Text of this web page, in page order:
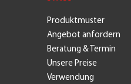
Produktmuster
Angebot anfordern
Beratung & Termin
Unsere Preise
Verwendung